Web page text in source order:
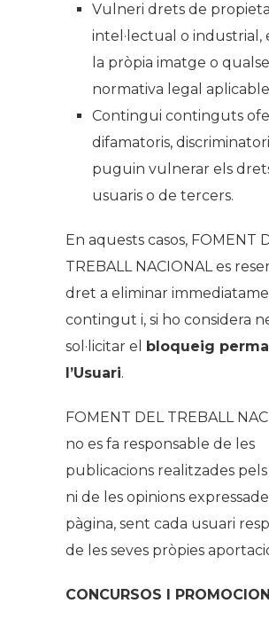
Vulneri drets de
intel·lectual o industrial,
la pròpia imatge o
normativa legal
Contingui continguts
difamatoris,
puguin vulnerar els
usuaris o de tercers.
En aquests casos, FOMENT
TREBALL NACIONAL es
dret a eliminar
contingut i, si ho considera
sol·licitar el bloqueig
l’Usuari.
FOMENT DEL TREBALL
no es fa responsable de les
publicacions realitzades
ni de les opinions
pàgina, sent cada usuari
de les seves pròpies
CONCURSOS I